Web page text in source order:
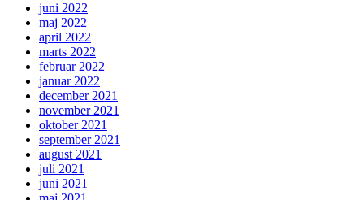
juni 2022
maj 2022
april 2022
marts 2022
februar 2022
januar 2022
december 2021
november 2021
oktober 2021
september 2021
august 2021
juli 2021
juni 2021